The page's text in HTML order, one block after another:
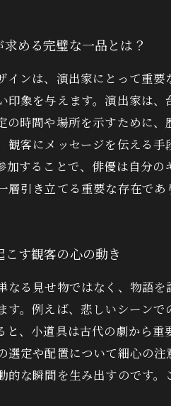
める完璧な一品とは？
インは、演出家にとって重
印象を与えます。演出家は
の時間や場所を示すために
観客にメッセージを伝える
加することで、俳優は自分
層引き立てる重要な存在で
す観客の心の動き
なる見せ物ではなく、物語
す。例えば、悲しいシーン
と、小道具は古代の劇から
選定や配置について細心の
的な瞬間を生み出すのです